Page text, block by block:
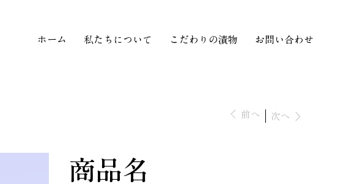
ホーム 私たちについて こだわりの漬物 お問い合わせ
前へ 次へ
商品名